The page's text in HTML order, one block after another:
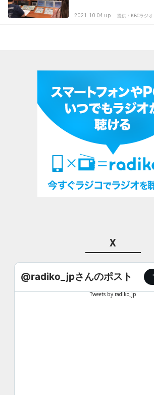
2021.10.04 up 提供：KBCラジオ
X
@radiko_jpさんのポスト
Tweets by radiko_jp